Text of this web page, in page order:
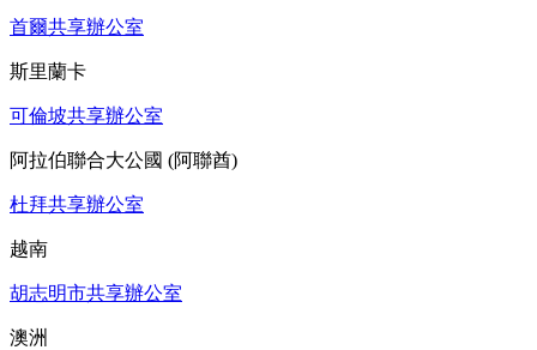
首爾共享辦公室
斯里蘭卡
可倫坡共享辦公室
阿拉伯聯合大公國 (阿聯酋)
杜拜共享辦公室
越南
胡志明市共享辦公室
澳洲